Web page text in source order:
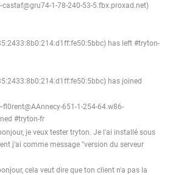
1-78-240-53-5.fbx.proxad.net)
has left #tryton-
has joined
651-1-254-64.w86-
#tryton-fr
je veux tester tryton. Je l'ai installé sous
j'ai comme message "version du serveur
cela veut dire que ton client n'a pas la